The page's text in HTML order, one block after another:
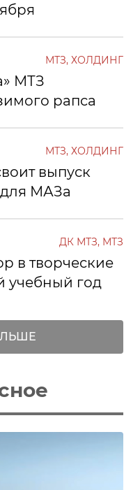
МТЗ, ХОЛДИНГ
МТЗ
рапса
МТЗ, ХОЛДИНГ
выпуск
МАЗа
ДК МТЗ, МТЗ
в творческие
учебный год